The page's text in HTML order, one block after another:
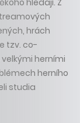
hrách
tzv. co-
herními
herního
studia